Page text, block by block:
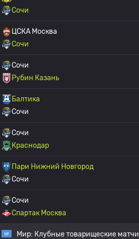
Сочи
ЦСКА Москва
Сочи
Сочи
Рубин Казань
Балтика
Сочи
Сочи
Краснодар
Пари Нижний Новгород
Сочи
Сочи
Спартак Москва
Мир: Клубные товарищеские матчи